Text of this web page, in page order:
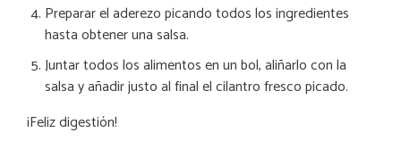
Preparar el aderezo picando todos los ingredientes
hasta obtener una salsa.
Juntar todos los alimentos en un bol, aliñarlo con la
salsa y añadir justo al final el cilantro fresco picado.
¡Feliz digestión!